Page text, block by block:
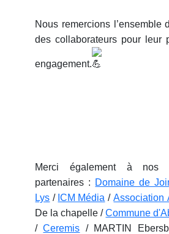
Nous remercions l’ensemble
des collaborateurs pour leur
engagement.
Merci également à nos
partenaires : Domaine de
Lys / ICM Média /Association
De la chapelle /Commune
/Ceremis / MARTIN